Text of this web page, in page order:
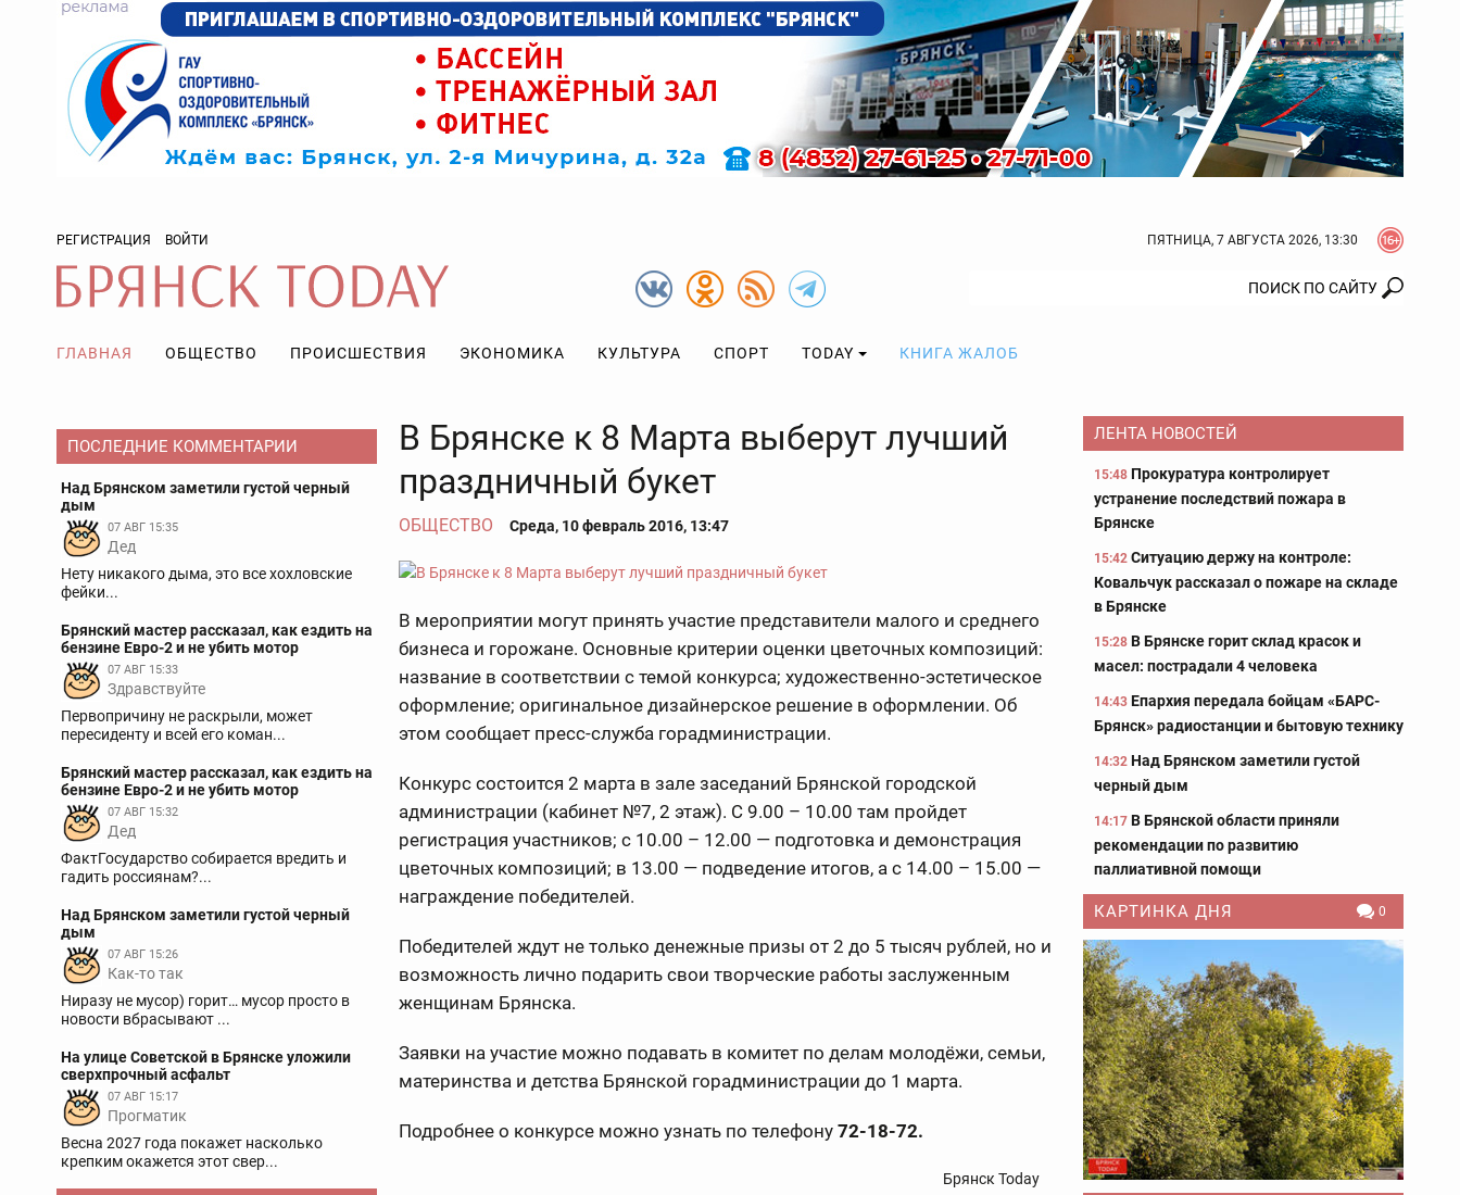
РЕГИСТРАЦИЯ ВОЙТИ ПЯТНИЦА, 7 АВГУСТА 2026, 13:30
ГЛАВНАЯ ОБЩЕСТВО ПРОИСШЕСТВИЯ ЭКОНОМИКА КУЛЬТУРА СПОРТ TODAY КНИГА ЖАЛОБ
ПОСЛЕДНИЕ КОММЕНТАРИИ
Над Брянском заметили густой черный
дым
07 АВГ 15:35
Дед
Нету никакого дыма, это все хохловские
фейки...
Брянский мастер рассказал, как ездить на
бензине Евро-2 и не убить мотор
07 АВГ 15:33
Здравствуйте
Первопричину не раскрыли, может
пересиденту и всей его коман...
Брянский мастер рассказал, как ездить на
бензине Евро-2 и не убить мотор
07 АВГ 15:32
Дед
ФактГосударство собирается вредить и
гадить россиянам?...
Над Брянском заметили густой черный
дым
07 АВГ 15:26
Как-то так
Ниразу не мусор) горит… мусор просто в
новости вбрасывают ...
На улице Советской в Брянске уложили
сверхпрочный асфальт
07 АВГ 15:17
Прогматик
Весна 2027 года покажет насколько
крепким окажется этот свер...
В Брянске к 8 Марта выберут лучший
праздничный букет
ОБЩЕСТВО Среда, 10 февраль 2016, 13:47
В мероприятии могут принять участие представители малого и среднего
бизнеса и горожане. Основные критерии оценки цветочных композиций:
название в соответствии с темой конкурса; художественно-эстетическое
оформление; оригинальное дизайнерское решение в оформлении. Об
этом сообщает пресс-служба горадминистрации.
Конкурс состоится 2 марта в зале заседаний Брянской городской
администрации (кабинет №7, 2 этаж). С 9.00 – 10.00 там пройдет
регистрация участников; с 10.00 – 12.00 — подготовка и демонстрация
цветочных композиций; в 13.00 — подведение итогов, а с 14.00 – 15.00 —
награждение победителей.
Победителей ждут не только денежные призы от 2 до 5 тысяч рублей, но и
возможность лично подарить свои творческие работы заслуженным
женщинам Брянска.
Заявки на участие можно подавать в комитет по делам молодёжи, семьи,
материнства и детства Брянской горадминистрации до 1 марта.
Подробнее о конкурсе можно узнать по телефону 72-18-72.
Брянск Today
ЛЕНТА НОВОСТЕЙ
15:48 Прокуратура контролирует
устранение последствий пожара в
Брянске
15:42 Ситуацию держу на контроле:
Ковальчук рассказал о пожаре на складе
в Брянске
15:28 В Брянске горит склад красок и
масел: пострадали 4 человека
14:43 Епархия передала бойцам «БАРС-
Брянск» радиостанции и бытовую технику
14:32 Над Брянском заметили густой
черный дым
14:17 В Брянской области приняли
рекомендации по развитию
паллиативной помощи
КАРТИНКА ДНЯ 0